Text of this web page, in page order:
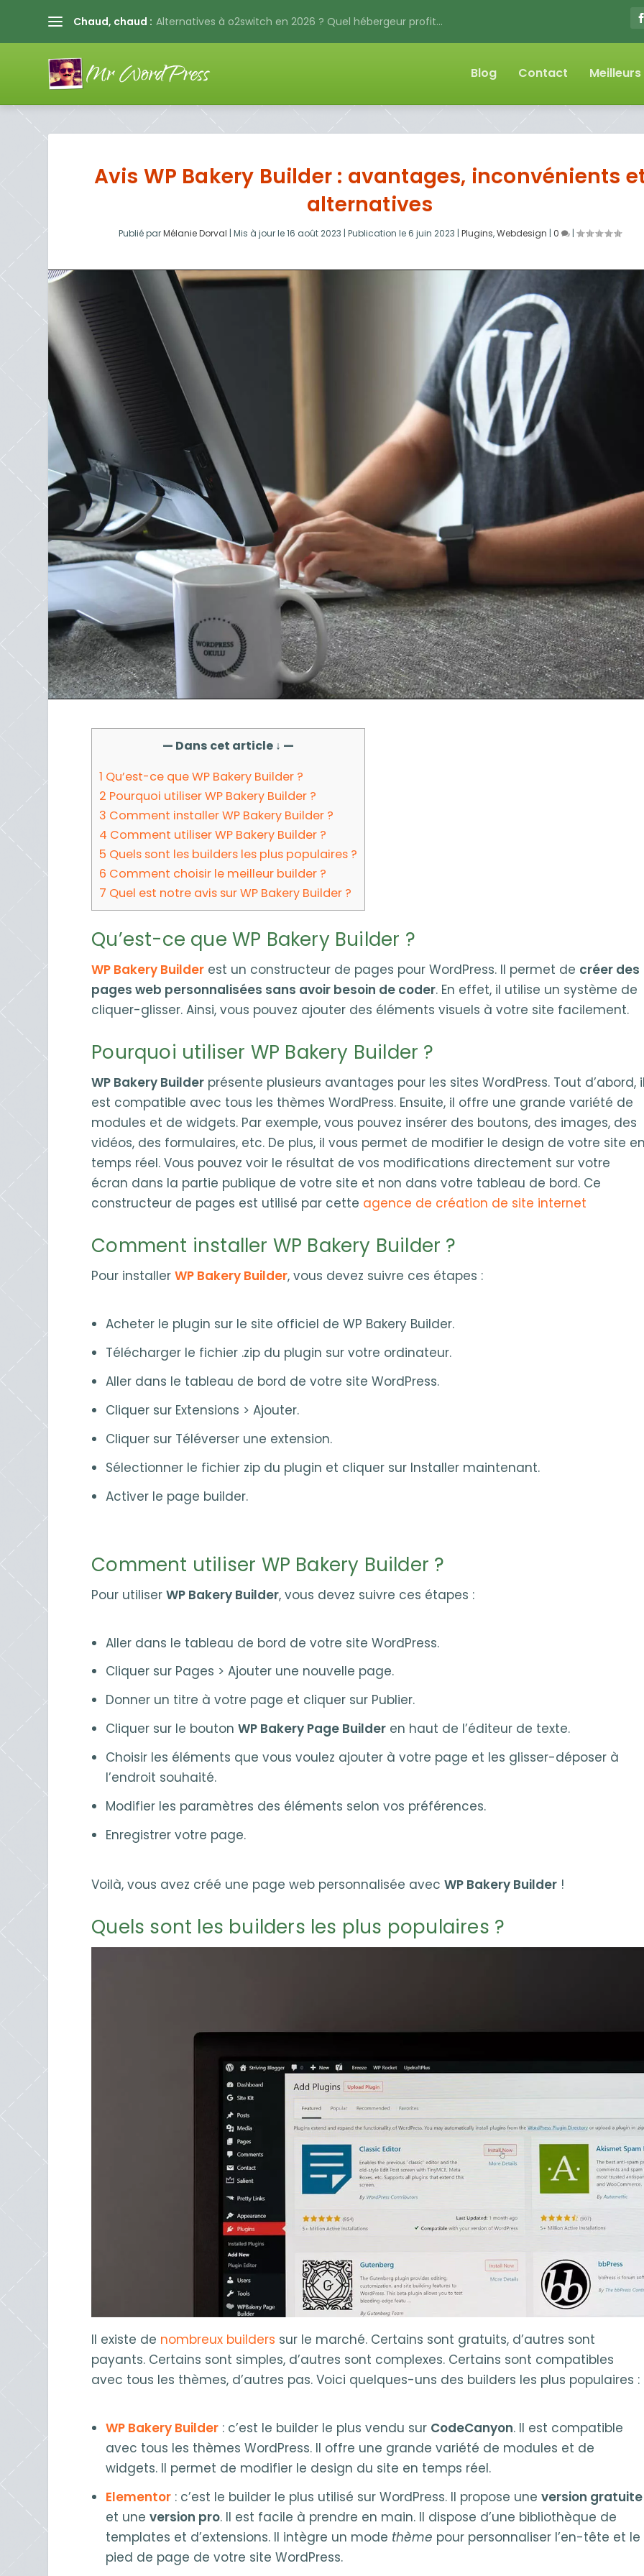
Chaud, chaud : Alternatives à o2switch en 2026 ? Quel hébergeur profit...
Blog Contact
Avis WP Bakery Builder : avantages, inconvénients
alternatives
Publié parMélanie Dorval |Mis à jour le16 août 2023 |Publication le6 juin 2023 |Plugins,Webdesign | 0 |
— Dans cet article ↓ —
1 Qu’est-ce que WP Bakery Builder ?
2 Pourquoi utiliser WP Bakery Builder ?
3 Comment installer WP Bakery Builder ?
4 Comment utiliser WP Bakery Builder ?
5 Quels sont les builders les plus populaires ?
6 Comment choisir le meilleur builder ?
7 Quel est notre avis sur WP Bakery Builder ?
Qu’est-ce que WP Bakery Builder ?
WP Bakery Builder est un constructeur de pages pour WordPress. Il permet de créer des
pages web personnalisées sans avoir besoin de coder. En effet, il utilise un système de
cliquer-glisser. Ainsi, vous pouvez ajouter des éléments visuels à votre site facilement.
Pourquoi utiliser WP Bakery Builder ?
WP Bakery Builder présente plusieurs avantages pour les sites WordPress. Tout d’abord,
est compatible avec tous les thèmes WordPress. Ensuite, il offre une grande variété de
modules et de widgets. Par exemple, vous pouvez insérer des boutons, des images, des
vidéos, des formulaires, etc. De plus, il vous permet de modifier le design de votre site
temps réel. Vous pouvez voir le résultat de vos modifications directement sur votre
écran dans la partie publique de votre site et non dans votre tableau de bord. Ce
constructeur de pages est utilisé par cette agence de création de site internet
Comment installer WP Bakery Builder ?
Pour installerWP Bakery Builder, vous devez suivre ces étapes :
Acheter le plugin sur le site officiel de WP Bakery Builder.
Télécharger le fichier .zip du plugin sur votre ordinateur.
Aller dans le tableau de bord de votre site WordPress.
Cliquer sur Extensions > Ajouter.
Cliquer sur Téléverser une extension.
Sélectionner le fichier zip du plugin et cliquer sur Installer maintenant.
Activer le page builder.
Comment utiliser WP Bakery Builder ?
Pour utiliserWP Bakery Builder, vous devez suivre ces étapes :
Aller dans le tableau de bord de votre site WordPress.
Cliquer sur Pages > Ajouter une nouvelle page.
Donner un titre à votre page et cliquer sur Publier.
Cliquer sur le bouton WP Bakery Page Builderen haut de l’éditeur de texte.
Choisir les éléments que vous voulez ajouter à votre page et les glisser-déposer à
l’endroit souhaité.
Modifier les paramètres des éléments selon vos préférences.
Enregistrer votre page.
Voilà, vous avez créé une page web personnalisée avecWP Bakery Builder !
Quels sont les builders les plus populaires ?
Il existe de nombreux builders sur le marché. Certains sont gratuits, d’autres sont
payants. Certains sont simples, d’autres sont complexes. Certains sont compatibles
avec tous les thèmes, d’autres pas. Voici quelques-uns des builders les plus populaires :
WP Bakery Builder: c’est le builder le plus vendu sur CodeCanyon. Il est compatible
avec tous les thèmes WordPress. Il offre une grande variété de modules et de
widgets. Il permet de modifier le design du site en temps réel.
Elementor: c’est le builder le plus utilisé sur WordPress. Il propose une version gratuite
et une version pro. Il est facile à prendre en main. Il dispose d’une bibliothèque de
templates et d’extensions. Il intègre un mode thème pour personnaliser l’en-tête et le
pied de page de votre site WordPress.